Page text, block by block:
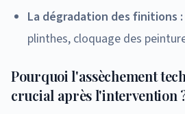
La dégradation des finitions :
plinthes, cloquage des
Pourquoi l'assèchement
crucial après l'intervention